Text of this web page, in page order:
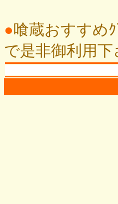
●喰蔵おすすめ
で是非御利用下